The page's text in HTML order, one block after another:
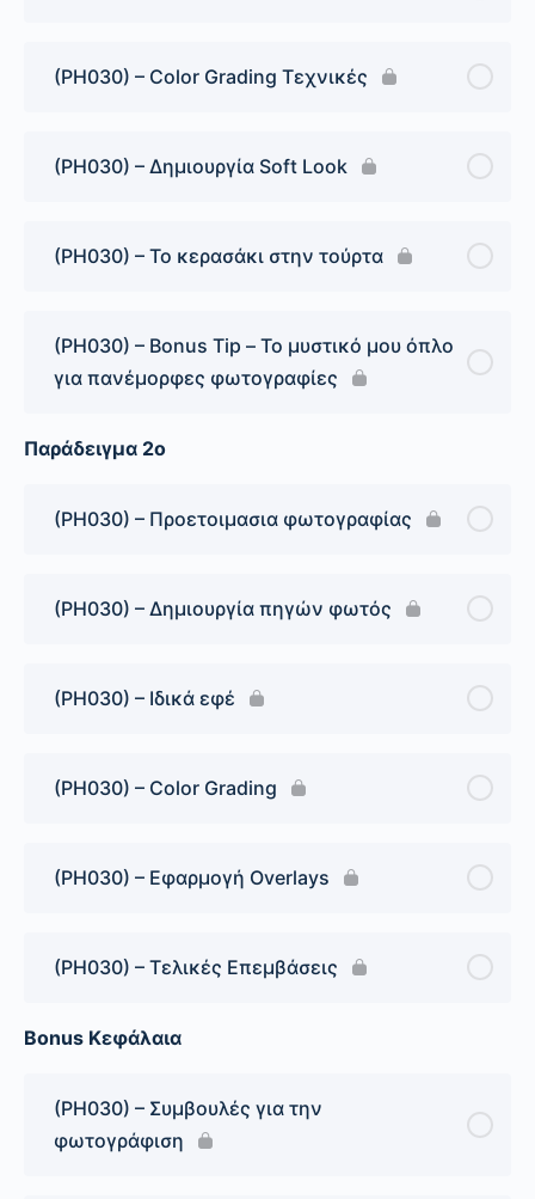
(PH030) – Color Grading Τεχνικές
(PH030) – Δημιουργία Soft Look
(PH030) – Το κερασάκι στην τούρτα
(PH030) – Bonus Tip – Το μυστικό μου όπλο
για πανέμορφες φωτογραφίες
Παράδειγμα 2ο
(PH030) – Προετοιμασια φωτογραφίας
(PH030) – Δημιουργία πηγών φωτός
(PH030) – Ιδικά εφέ
(PH030) – Color Grading
(PH030) – Εφαρμογή Overlays
(PH030) – Τελικές Επεμβάσεις
Bonus Κεφάλαια
(PH030) – Συμβουλές για την
φωτογράφιση